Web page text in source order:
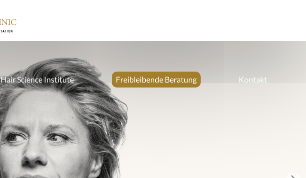
Hair Science Institute Freibleibende Beratung Kontakt